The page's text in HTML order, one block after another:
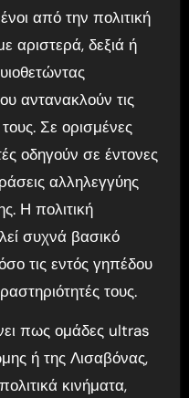
από την πολιτική
αριστερά, δεξιά ή
αντανακλούν τις
Σε ορισμένες
οδηγούν σε έντονες
αλληλεγγύης
Η πολιτική
συχνά βασικό
τις εντός γηπέδου
τους.
πως ομάδες ultras
ή της Λισαβόνας,
κινήματα,